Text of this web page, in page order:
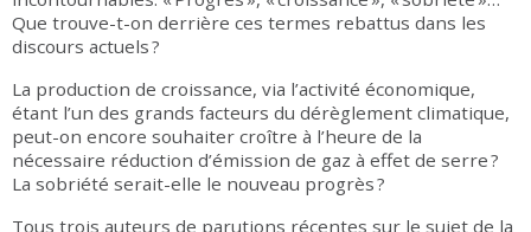
Que trouve-t-on derrière ces termes rebattus dans les
discours actuels ?
La production de croissance, via l’activité économique,
étant l’un des grands facteurs du dérèglement climatique,
peut-on encore souhaiter croître à l’heure de la
nécessaire réduction d’émission de gaz à effet de serre ?
La sobriété serait-elle le nouveau progrès ?
Tous trois auteurs de parutions récentes sur le sujet de la